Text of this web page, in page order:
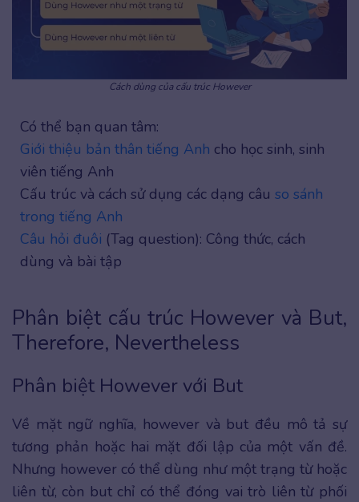
Cách dùng của cấu trúc However
Có thể bạn quan tâm:
Giới thiệu bản thân tiếng Anh cho học sinh, sinh
viên tiếng Anh
Cấu trúc và cách sử dụng các dạng câu so sánh
trong tiếng Anh
Câu hỏi đuôi (Tag question): Công thức, cách
dùng và bài tập
Phân biệt cấu trúc However và But,
Therefore, Nevertheless
Phân biệt However với But
Về mặt ngữ nghĩa, however và but đều mô tả sự
tương phản hoặc hai mặt đối lập của một vấn đề.
Nhưng however có thể dùng như một trạng từ hoặc
liên từ, còn but chỉ có thể đóng vai trò liên từ phối